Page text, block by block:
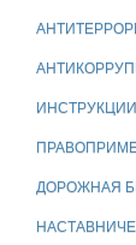
ДОРОЖНАЯ